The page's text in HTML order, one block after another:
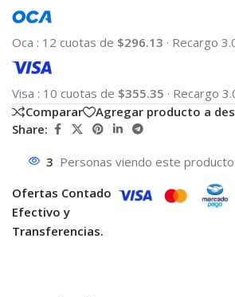
Oca : 12 cuotas de $296.13 · Recargo
Visa : 10 cuotas de $355.35 · Recargo
Comparar
Agregar producto a
Share:
3 Personas viendo este producto
Ofertas Contado
Efectivo y
Transferencias.